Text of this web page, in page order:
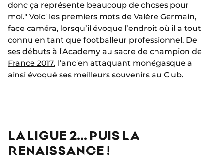
donc ça représente beaucoup de choses pour
moi." Voici les premiers mots de Valère Germain,
face caméra, lorsqu’il évoque l’endroit où il a tout
connu en tant que footballeur professionnel. De
ses débuts à l’Academy au sacre de champion de
France 2017, l’ancien attaquant monégasque a
ainsi évoqué ses meilleurs souvenirs au Club.
LA LIGUE 2… PUIS LA
RENAISSANCE !